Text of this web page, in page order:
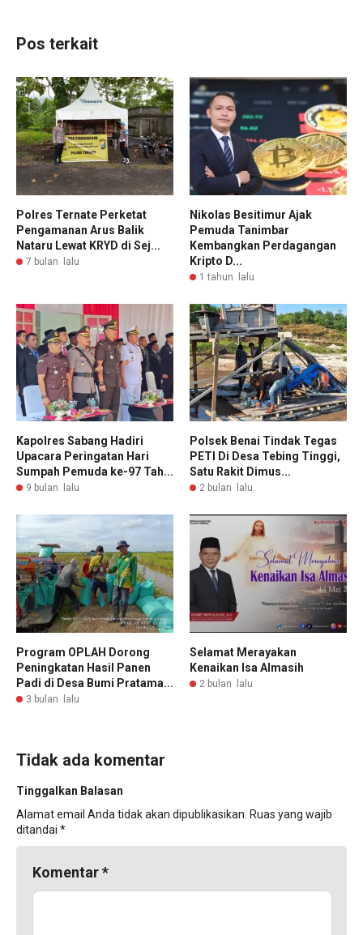
Pos terkait
Polres Ternate Perketat
Pengamanan Arus Balik
Nataru Lewat KRYD di Sej...
7 bulan lalu
Nikolas Besitimur Ajak
Pemuda Tanimbar
Kembangkan Perdagangan
Kripto D...
1 tahun lalu
Kapolres Sabang Hadiri
Upacara Peringatan Hari
Sumpah Pemuda ke-97 Tah...
9 bulan lalu
Polsek Benai Tindak Tegas
PETI Di Desa Tebing Tinggi,
Satu Rakit Dimus...
2 bulan lalu
Program OPLAH Dorong
Peningkatan Hasil Panen
Padi di Desa Bumi Pratama...
3 bulan lalu
Selamat Merayakan
Kenaikan Isa Almasih
2 bulan lalu
Tidak ada komentar
Tinggalkan Balasan
Alamat email Anda tidak akan dipublikasikan. Ruas yang wajib
ditandai *
Komentar*